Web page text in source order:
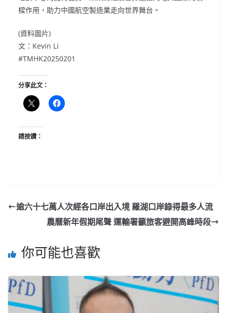
樑作用，助力中國航空製造業走向世界舞台。
(資料圖片)
文：Kevin Li
#TMHK20250201
分享此文：
請按讚：
逾六十七萬人次經各口岸出入境 羅湖口岸錄得最多人流
農曆新年假期尾聲 運輸署籲旅客避開高峰時段
你可能也喜歡